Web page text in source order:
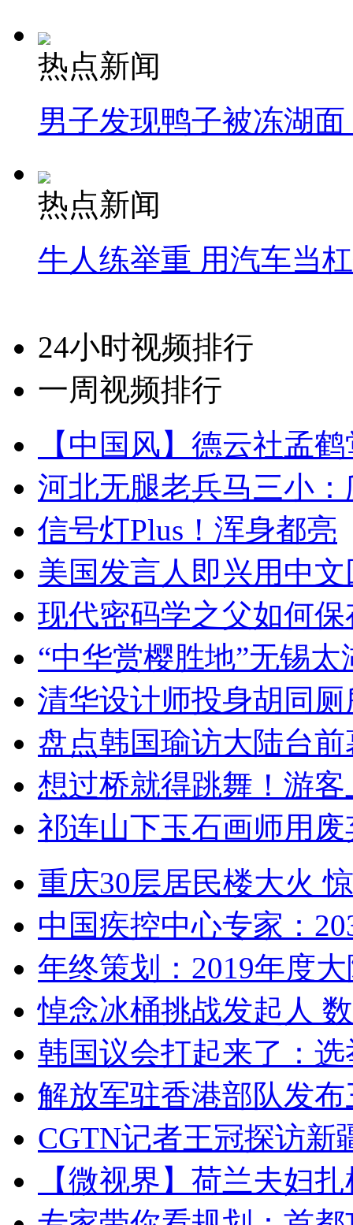
热点新闻
男子发现鸭子被冻湖
热点新闻
牛人练举重 用汽车当
24小时视频排行
一周视频排行
【中国风】德云社孟
河北无腿老兵马三小
信号灯Plus！浑身都亮
美国发言人即兴用中
现代密码学之父如何
“中华赏樱胜地”无锡
清华设计师投身胡同
盘点韩国瑜访大陆台
想过桥就得跳舞！游客
祁连山下玉石画师用
重庆30层居民楼大火
中国疾控中心专家：
年终策划：2019年度
悼念冰桶挑战发起人
韩国议会打起来了：
解放军驻香港部队发
CGTN记者王冠探访新
【微视界】荷兰夫妇